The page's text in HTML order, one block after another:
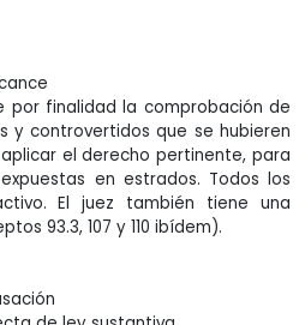
por finalidad la comprobación de
y controvertidos que se hubieren
el derecho pertinente, para
en estrados. Todos los
El juez también tiene una
93.3, 107 y 110 ibídem).